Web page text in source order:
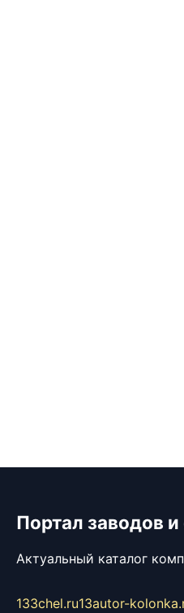
Портал заводов
Актуальный каталог
133chel.ru13autor-